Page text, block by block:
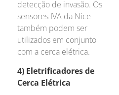
detecção de invasão. Os
sensores IVA da Nice
também podem ser
utilizados em conjunto
com a cerca elétrica.
4) Eletrificadores de
Cerca Elétrica